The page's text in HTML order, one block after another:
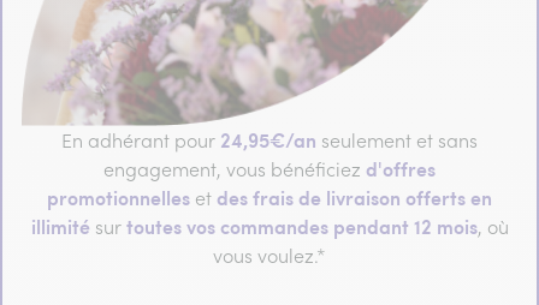
En adhérant pour 24,95€/an seulement et sans
engagement, vous bénéficiez d'offres
promotionnelles et des frais de livraison offerts en
illimité surtoutes vos commandes pendant 12 mois, où
vous voulez.*